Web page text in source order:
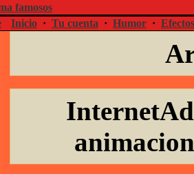
famosos
Inicio · Tu cuenta · Humor ·